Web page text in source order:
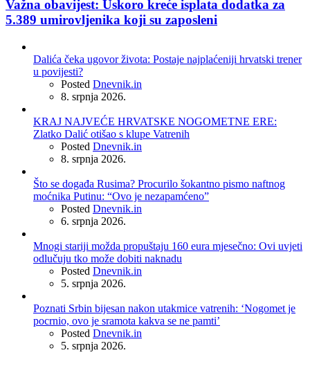
Važna obavijest: Uskoro kreće isplata dodatka za
5.389 umirovljenika koji su zaposleni
Dalića čeka ugovor života: Postaje najplaćeniji hrvatski trener
u povijesti?
Posted Dnevnik.in
8. srpnja 2026.
KRAJ NAJVEĆE HRVATSKE NOGOMETNE ERE:
Zlatko Dalić otišao s klupe Vatrenih
Posted Dnevnik.in
8. srpnja 2026.
Što se događa Rusima? Procurilo šokantno pismo naftnog
moćnika Putinu: “Ovo je nezapamćeno”
Posted Dnevnik.in
6. srpnja 2026.
Mnogi stariji možda propuštaju 160 eura mjesečno: Ovi uvjeti
odlučuju tko može dobiti naknadu
Posted Dnevnik.in
5. srpnja 2026.
Poznati Srbin bijesan nakon utakmice vatrenih: ‘Nogomet je
pocrnio, ovo je sramota kakva se ne pamti’
Posted Dnevnik.in
5. srpnja 2026.